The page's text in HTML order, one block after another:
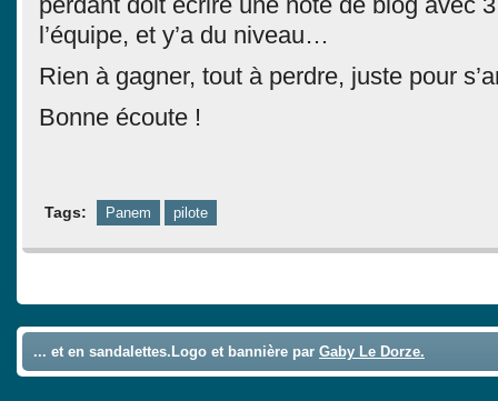
l’équipe, et y’a du niveau…
Rien à gagner, tout à perdre, juste pour
Bonne écoute !
Tags: Panem pilote
... et en sandalettes.Logo et bannière par Gaby Le Dorze.